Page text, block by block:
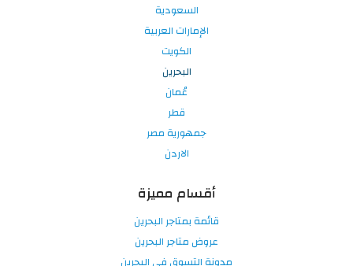
السعودية
الإمارات العربية
الكويت
البحرين
عُمان
قطر
جمهورية مصر
الاردن
أقسام مميزة
قائمة بمتاجر البحرين
عروض متاجر البحرين
مدونة التسوق في البحرين